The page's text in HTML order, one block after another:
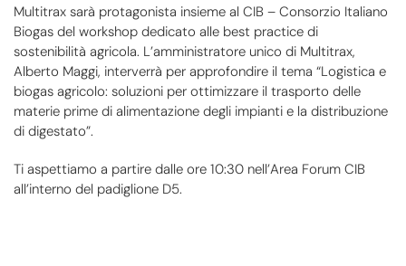
Multitrax sarà protagonista insieme al CIB – Consorzio Italiano
Biogas del workshop dedicato alle best practice di
sostenibilità agricola. L’amministratore unico di Multitrax,
Alberto Maggi, interverrà per approfondire il tema “Logistica e
biogas agricolo: soluzioni per ottimizzare il trasporto delle
materie prime di alimentazione degli impianti e la distribuzione
di digestato”.
Ti aspettiamo a partire dalle ore 10:30 nell’Area Forum CIB
all’interno del padiglione D5.